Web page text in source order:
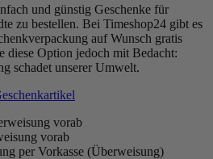
und günstig Geschenke für
zu bestellen. Bei Timeshop24 gibt es
auf Wunsch gratis
diese Option jedoch mit Bedacht:
schadet unserer Umwelt.
vorab
per Vorkasse (Überweisung)